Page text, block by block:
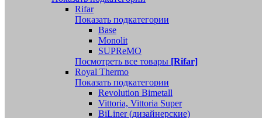
Rifar
Показать подкатегории
Base
Monolit
SUPReMO
Посмотреть все товары [Rifar]
Royal Thermo
Показать подкатегории
Revolution Bimetall
Vittoria, Vittoria Super
BiLiner (дизайнерские)